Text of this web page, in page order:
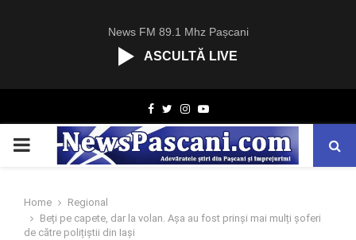
News FM 89.1 Mhz Pașcani
ASCULTĂ LIVE
Facebook
TwitterInstagram
Youtube
PRIMARY
Home
Regional
Beți pe capete, dar la volan. Așa au fost prinși mai mulți șoferi
de către polițiștii din Iași